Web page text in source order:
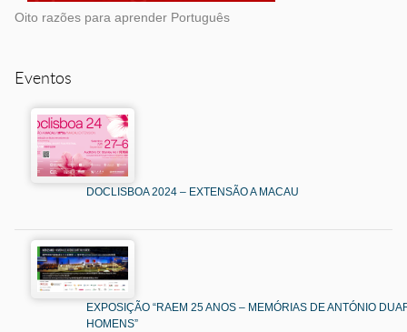
Oito razões para aprender Português
Eventos
DOCLISBOA 2024 – EXTENSÃO A MACAU
EXPOSIÇÃO “RAEM 25 ANOS – MEMÓRIAS DE ANTÓNIO
HOMENS”